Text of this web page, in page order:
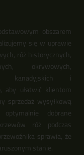
obszarem
się w uprawie
róż historycznych,
okrywowych,
kanadyjskich i
aby ułatwić klientom
sprzedaż wysyłkową
dobrane
róż podczas
sprawia, że
stanie.